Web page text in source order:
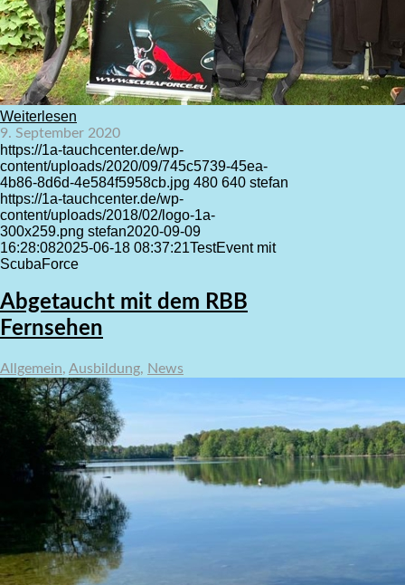
Weiterlesen
9. September 2020
https://1a-tauchcenter.de/wp-
content/uploads/2020/09/745c5739-45ea-
4b86-8d6d-4e584f5958cb.jpg 480 640 stefan
https://1a-tauchcenter.de/wp-
content/uploads/2018/02/logo-1a-
300x259.png stefan2020-09-09
16:28:082025-06-18 08:37:21TestEvent mit
ScubaForce
Abgetaucht mit dem RBB
Fernsehen
Allgemein, Ausbildung, News